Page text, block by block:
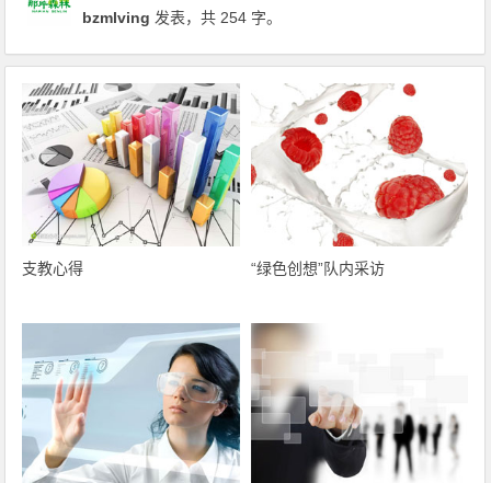
bzmlving 发表，共 254 字。
支教心得 “绿色创想”队内采访